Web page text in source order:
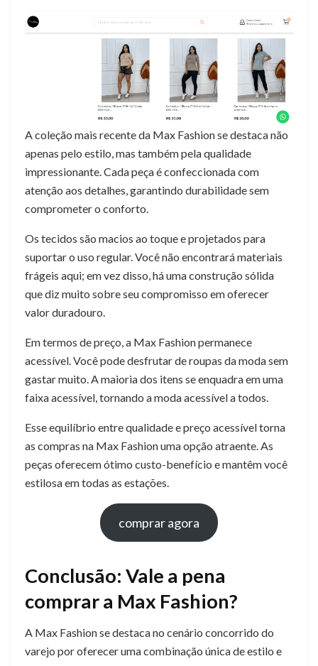
A coleção mais recente da Max Fashion se destaca não
apenas pelo estilo, mas também pela qualidade
impressionante. Cada peça é confeccionada com
atenção aos detalhes, garantindo durabilidade sem
comprometer o conforto.
Os tecidos são macios ao toque e projetados para
suportar o uso regular. Você não encontrará materiais
frágeis aqui; em vez disso, há uma construção sólida
que diz muito sobre seu compromisso em oferecer
valor duradouro.
Em termos de preço, a Max Fashion permanece
acessível. Você pode desfrutar de roupas da moda sem
gastar muito. A maioria dos itens se enquadra em uma
faixa acessível, tornando a moda acessível a todos.
Esse equilíbrio entre qualidade e preço acessível torna
as compras na Max Fashion uma opção atraente. As
peças oferecem ótimo custo-benefício e mantêm você
estilosa em todas as estações.
comprar agora
Conclusão: Vale a pena
comprar a Max Fashion?
A Max Fashion se destaca no cenário concorrido do
varejo por oferecer uma combinação única de estilo e